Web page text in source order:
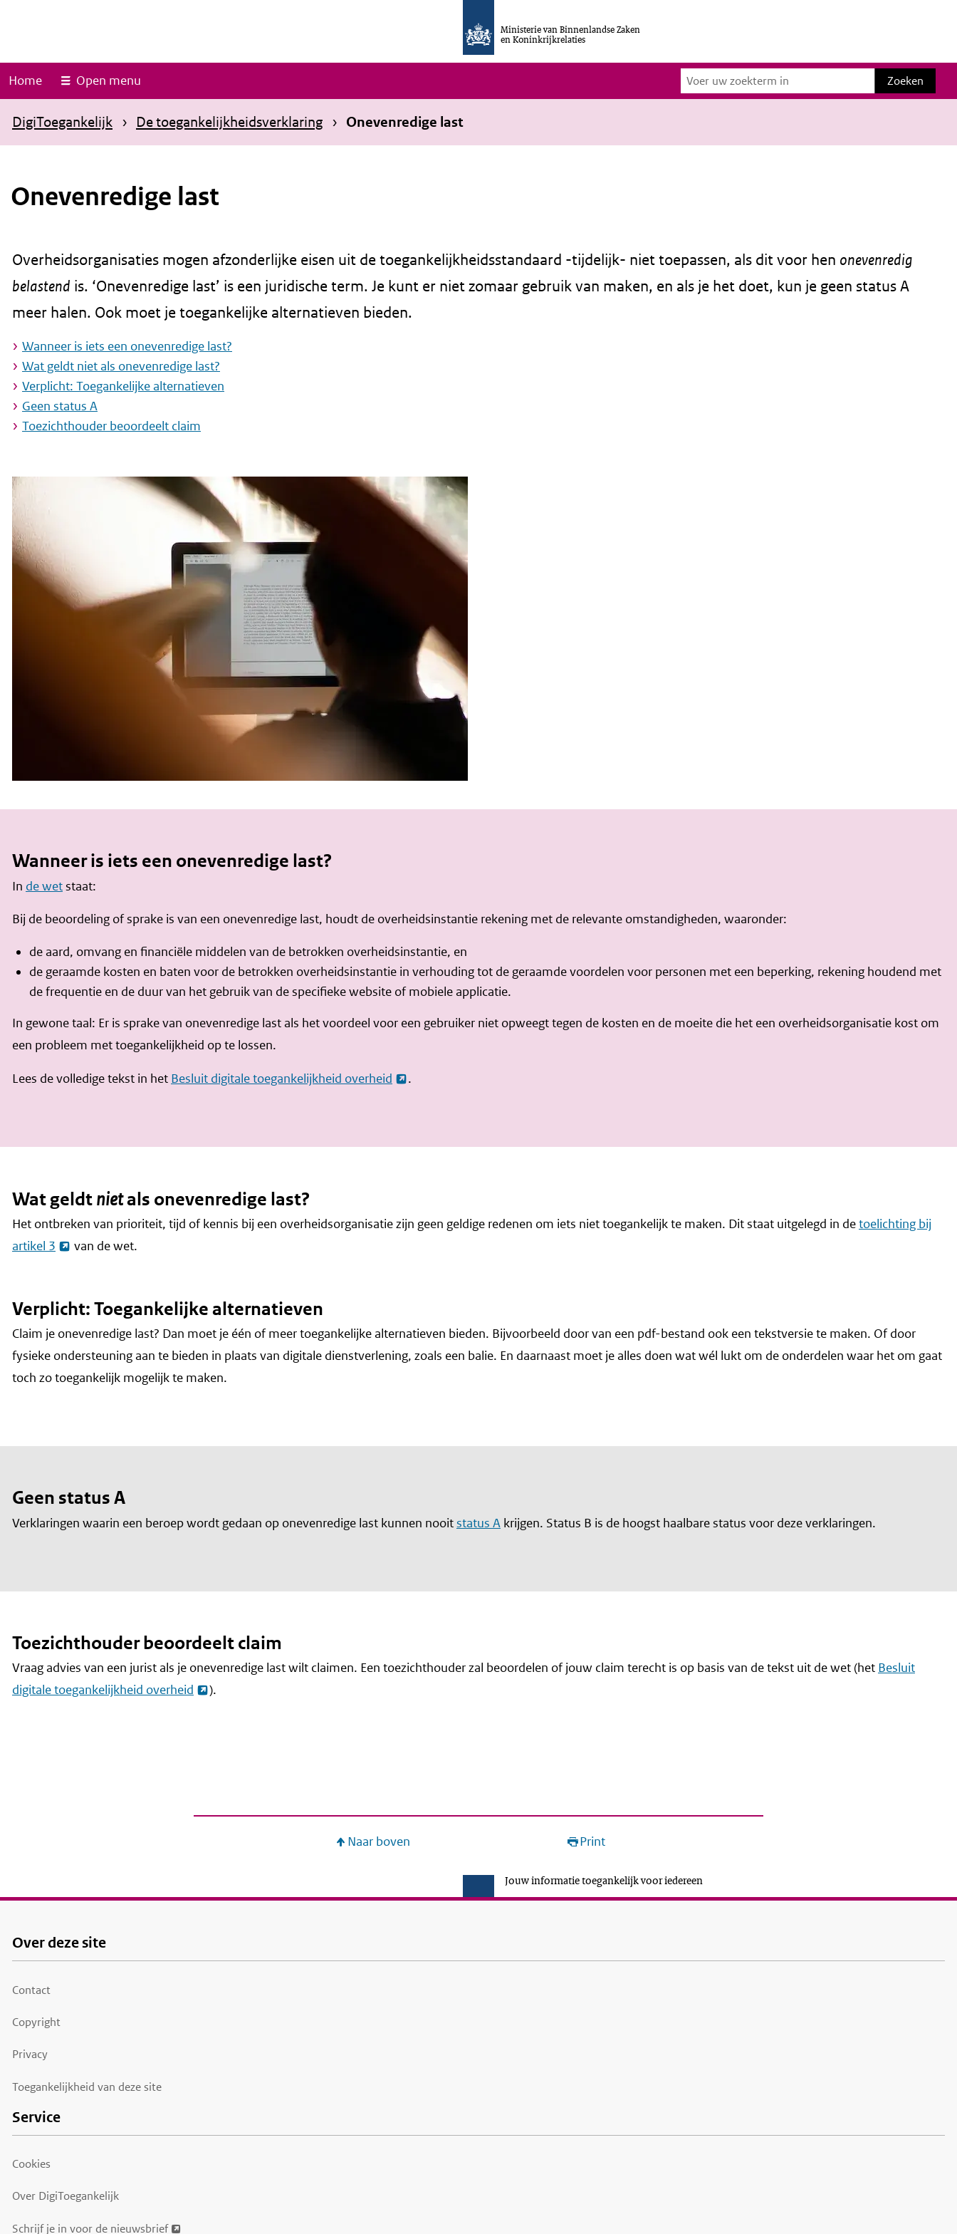
s
a
Ministerie van Binnenlandse Zaken
en Koninkrijkrelaties
Home Open menu
Zoeken
Zoeken
DigiToegankelijk De toegankelijkheidsverklaring Onevenredige last
Onevenredige last
Overheidsorganisaties mogen afzonderlijke eisen uit de toegankelijkheidsstandaard -tijdelijk- niet toepassen, als dit voor hen onevenredig
belastend is. ‘Onevenredige last’ is een juridische term. Je kunt er niet zomaar gebruik van maken, en als je het doet, kun je geen status A
meer halen. Ook moet je toegankelijke alternatieven bieden.
Wanneer is iets een onevenredige last?
Wat geldt niet als onevenredige last?
Verplicht: Toegankelijke alternatieven
Geen status A
Toezichthouder beoordeelt claim
Wanneer is iets een onevenredige last?
In de wetstaat:
Bij de beoordeling of sprake is van een onevenredige last, houdt de overheidsinstantie rekening met de relevante omstandigheden, waaronder:
de aard, omvang en financiële middelen van de betrokken overheidsinstantie, en
de geraamde kosten en baten voor de betrokken overheidsinstantie in verhouding tot de geraamde voordelen voor personen met een beperking, rekening houdend met
de frequentie en de duur van het gebruik van de specifieke website of mobiele applicatie.
In gewone taal: Er is sprake van onevenredige last als het voordeel voor een gebruiker niet opweegt tegen de kosten en de moeite die het een overheidsorganisatie kost om
een probleem met toegankelijkheid op te lossen.
Lees de volledige tekst in het Besluit digitale toegankelijkheid overheid .
Wat geldt nietals onevenredige last?
Het ontbreken van prioriteit, tijd of kennis bij een overheidsorganisatie zijn geen geldige redenen om iets niet toegankelijk te maken. Dit staat uitgelegd in detoelichting bij
artikel 3
van de wet.
Verplicht: Toegankelijke alternatieven
Claim je onevenredige last? Dan moet je één of meer toegankelijke alternatieven bieden. Bijvoorbeeld door van een pdf-bestand ook een tekstversie te maken. Of door
fysieke ondersteuning aan te bieden in plaats van digitale dienstverlening, zoals een balie. En daarnaast moet je alles doen wat wél lukt om de onderdelen waar het om gaat
toch zo toegankelijk mogelijk te maken.
Geen status A
Verklaringen waarin een beroep wordt gedaan op onevenredige last kunnen nooitstatus A krijgen. Status B is de hoogst haalbare status voor deze verklaringen.
Toezichthouder beoordeelt claim
Vraag advies van een jurist als je onevenredige last wilt claimen. Een toezichthouder zal beoordelen of jouw claim terecht is op basis van de tekst uit de wet (het Besluit
digitale toegankelijkheid overheid
).
Naar boven Print
Jouw informatie toegankelijk voor iedereen
Footer
Over deze site
Contact
Copyright
Privacy
Toegankelijkheid van deze site
Service
Cookies
Over DigiToegankelijk
Schrijf je in voor de nieuwsbrief